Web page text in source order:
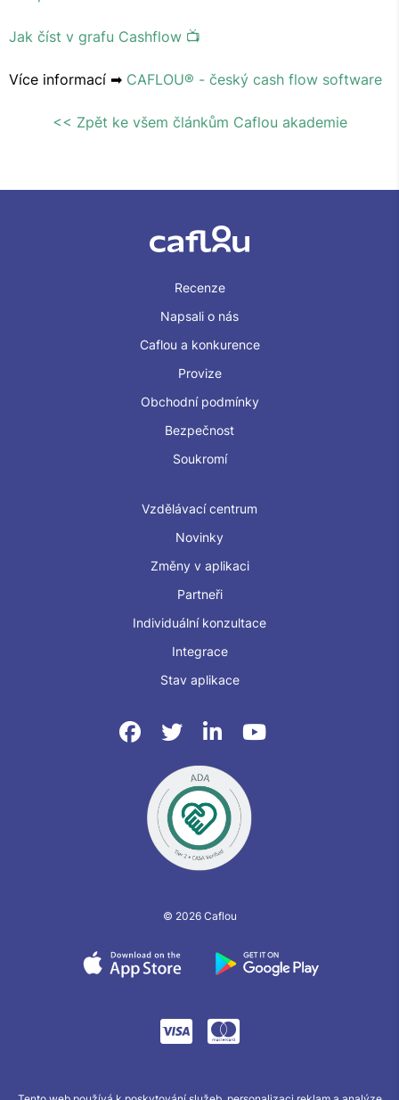
Jak číst v grafu Cashflow 📺
Více informací ➡ CAFLOU® - český cash flow software
<< Zpět ke všem článkům Caflou akademie
Recenze
Napsali o nás
Caflou a konkurence
Provize
Obchodní podmínky
Bezpečnost
Soukromí
Vzdělávací centrum
Novinky
Změny v aplikaci
Partneři
Individuální konzultace
Integrace
Stav aplikace
© 2026 Caflou